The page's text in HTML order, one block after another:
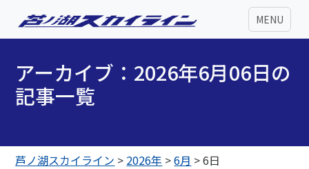
MENU
アーカイブ：2026年6月06日の
記事一覧
芦ノ湖スカイライン > 2026年 >6月 >6日